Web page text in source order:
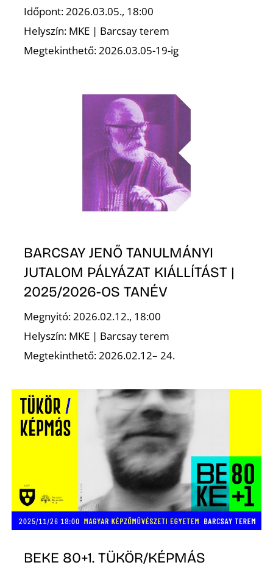
Időpont: 2026.03.05., 18:00
Helyszín: MKE | Barcsay terem
Megtekinthető: 2026.03.05-19-ig
BARCSAY JENŐ TANULMÁNYI
JUTALOM PÁLYÁZAT KIÁLLÍTÁST |
2025/2026-OS TANÉV
Megnyitó: 2026.02.12., 18:00
Helyszín: MKE | Barcsay terem
Megtekinthető: 2026.02.12– 24.
BEKE 80+1. TÜKÖR/KÉPMÁS